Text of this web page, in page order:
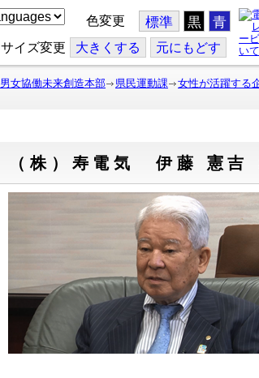
色変更 標準 黒 青
サイズ変更 大きくする 元にもどす
男女協働未来創造本部 県民運動課 女性が活躍する
（株）寿電気 伊藤 憲吉